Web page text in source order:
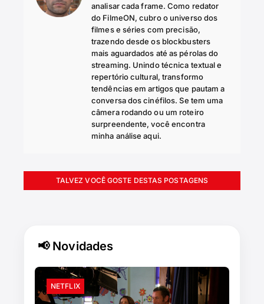
analisar cada frame. Como redator
do FilmeON, cubro o universo dos
filmes e séries com precisão,
trazendo desde os blockbusters
mais aguardados até as pérolas do
streaming. Unindo técnica textual e
repertório cultural, transformo
tendências em artigos que pautam a
conversa dos cinéfilos. Se tem uma
câmera rodando ou um roteiro
surpreendente, você encontra
minha análise aqui.
TALVEZ VOCÊ GOSTE DESTAS POSTAGENS
📢 Novidades
NETFLIX